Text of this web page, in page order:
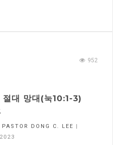
952
절대 망대(눅10:1-3)
PASTOR DONG C. LEE
|